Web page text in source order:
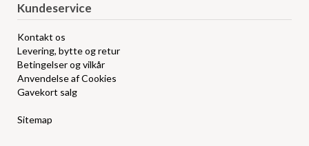
Kundeservice
Kontakt os
Levering, bytte og retur
Betingelser og vilkår
Anvendelse af Cookies
Gavekort salg
Sitemap